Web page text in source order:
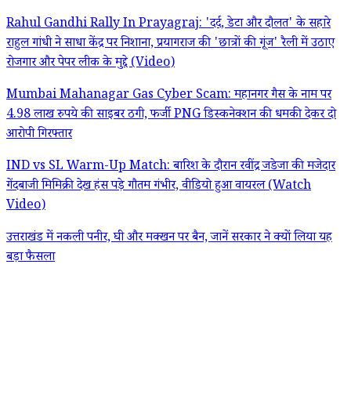
Rahul Gandhi Rally In Prayagraj: 'दर्द, डेटा और दौलत' के सहारे
राहुल गांधी ने साधा केंद्र पर निशाना, प्रयागराज की 'छात्रों की गूंज' रैली में उठाए
रोजगार और पेपर लीक के मुद्दे (Video)
Mumbai Mahanagar Gas Cyber Scam: महानगर गैस के नाम पर
4.98 लाख रुपये की साइबर ठगी, फर्जी PNG डिस्कनेक्शन की धमकी देकर दो
आरोपी गिरफ्तार
IND vs SL Warm-Up Match: बारिश के दौरान रवींद्र जडेजा की मजेदार
गेंदबाजी मिमिक्री देख हंस पड़े गौतम गंभीर, वीडियो हुआ वायरल (Watch
Video)
उत्तराखंड में नकली पनीर, घी और मक्खन पर बैन, जानें सरकार ने क्यों लिया यह
बड़ा फैसला